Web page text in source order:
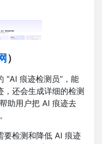
）
“AI 痕迹检测员”，能
还会生成详细的检测
助用户把 AI 痕迹去
要检测和降低 AI 痕迹